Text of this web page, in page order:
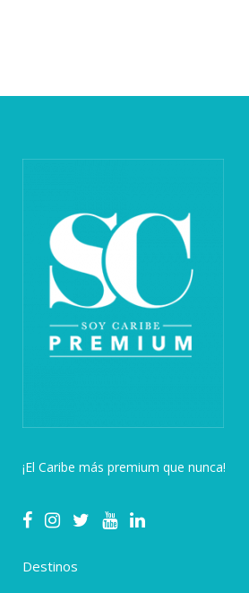
¡El Caribe más premium que nunca!
Destinos